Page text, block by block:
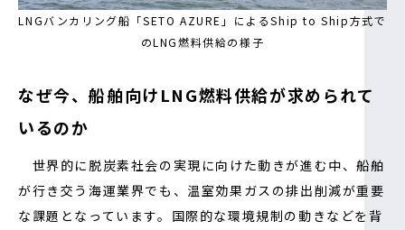
LNGバンカリング船「SETO AZURE」によるShip to Ship方式で
のLNG燃料供給の様子
なぜ今、船舶向けLNG燃料供給が求められて
いるのか
世界的に脱炭素社会の実現に向けた動きが進む中、船舶
が行き交う海運業界でも、温室効果ガスの排出削減が重要
な課題となっています。国際的な環境規制の動きなどを背